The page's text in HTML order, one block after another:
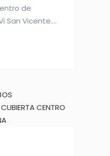
de
San Vicente....